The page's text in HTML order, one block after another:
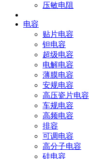
压敏电阻
电容
贴片电容
钽电容
超级电容
电解电容
薄膜电容
安规电容
高压瓷片电容
车规电容
高频电容
排容
可调电容
高分子电容
硅电容